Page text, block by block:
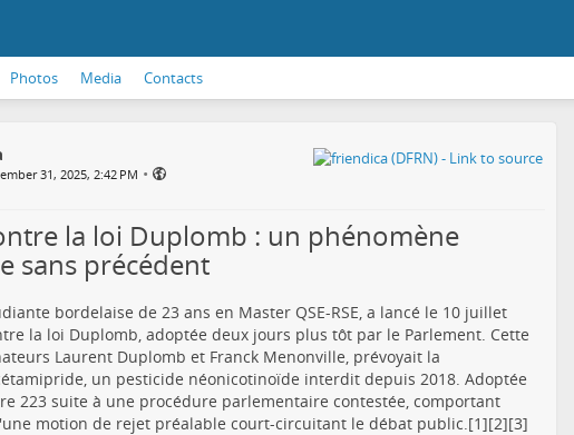
Photos Media Contacts
31, 2025, 2:42 PM •
la loi Duplomb : un phénomène
sans précédent
bordelaise de 23 ans en Master QSE-RSE, a lancé le 10 juillet
la loi Duplomb, adoptée deux jours plus tôt par le Parlement. Cette
Laurent Duplomb et Franck Menonville, prévoyait la
un pesticide néonicotinoïde interdit depuis 2018. Adoptée
223 suite à une procédure parlementaire contestée, comportant
motion de rejet préalable court-circuitant le débat public.[1][2][3]